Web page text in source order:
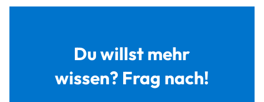
Du willst mehr
wissen? Frag nach!